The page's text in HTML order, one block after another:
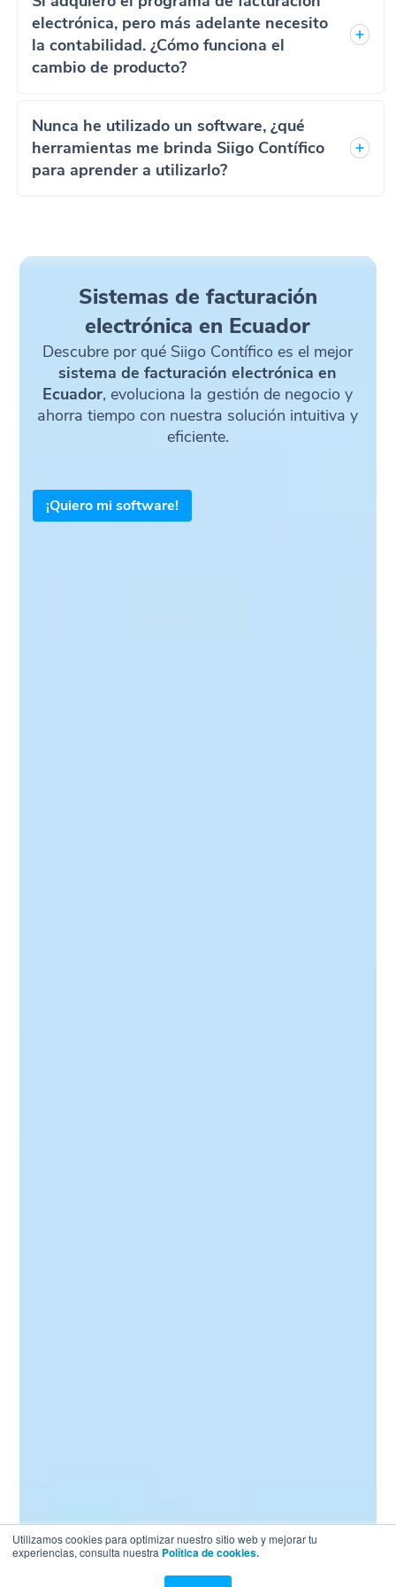
Utilizamos cookies para optimizar nuestro sitio web y mejorar tu
experiencias, consulta nuestra Política de cookies.
electrónica, pero más adelante necesito
la contabilidad. ¿Cómo funciona el
cambio de producto?
Nunca he utilizado un software, ¿qué
herramientas me brinda Siigo Contífico
para aprender a utilizarlo?
Sistemas de facturación
electrónica en Ecuador
Descubre por qué Siigo Contífico es el mejor
sistema de facturación electrónica en
Ecuador, evoluciona la gestión de negocio y
ahorra tiempo con nuestra solución intuitiva y
eficiente.
¡Quiero mi software!